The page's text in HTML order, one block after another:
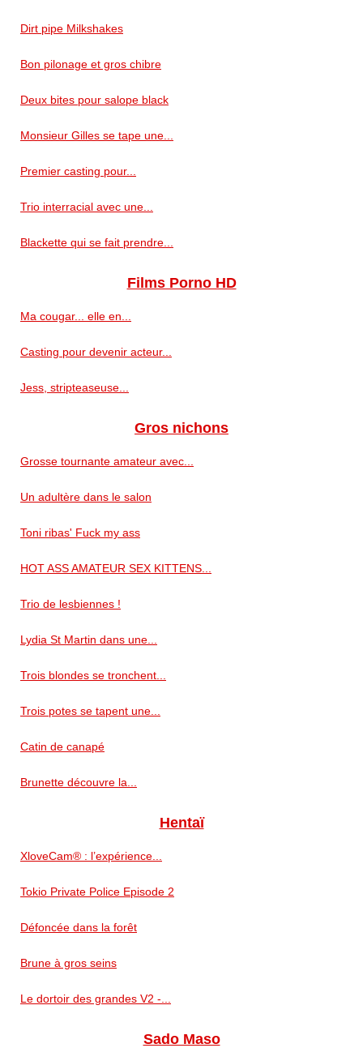
Dirt pipe Milkshakes
Bon pilonage et gros chibre
Deux bites pour salope black
Monsieur Gilles se tape une...
Premier casting pour...
Trio interracial avec une...
Blackette qui se fait prendre...
Films Porno HD
Ma cougar... elle en...
Casting pour devenir acteur...
Jess, stripteaseuse...
Gros nichons
Grosse tournante amateur avec...
Un adultère dans le salon
Toni ribas' Fuck my ass
HOT ASS AMATEUR SEX KITTENS...
Trio de lesbiennes !
Lydia St Martin dans une...
Trois blondes se tronchent...
Trois potes se tapent une...
Catin de canapé
Brunette découvre la...
Hentaï
XloveCam® : l’expérience...
Tokio Private Police Episode 2
Défoncée dans la forêt
Brune à gros seins
Le dortoir des grandes V2 -...
Sado Maso